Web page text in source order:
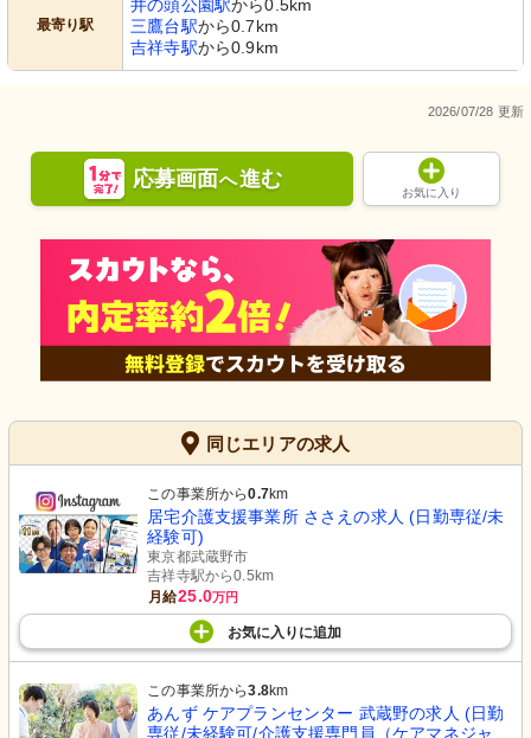
最寄り駅
井の頭公園駅から0.5km
三鷹台駅から0.7km
吉祥寺駅から0.9km
2026/07/28 更新
応募画面へ進む
お気に入り
同じエリアの求人
この事業所から0.7km
居宅介護支援事業所 ささえの求人 (日勤専従/未
経験可)
東京都武蔵野市
吉祥寺駅から0.5km
月給25.0万円
お気に入り に追加
この事業所から3.8km
あんず ケアプランセンター 武蔵野の求人 (日勤
専従/未経験可/介護支援専門員（ケアマネジャ